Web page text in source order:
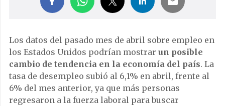
Los datos del pasado mes de abril sobre empleo en
los Estados Unidos podrían mostrar un posible
cambio de tendencia en la economía del país. La
tasa de desempleo subió al 6,1% en abril, frente al
6% del mes anterior, ya que más personas
regresaron a la fuerza laboral para buscar